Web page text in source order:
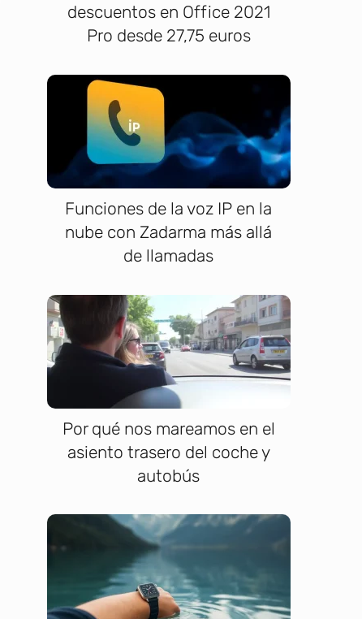
descuentos en Office 2021
Pro desde 27,75 euros
Funciones de la voz IP en la
nube con Zadarma más allá
de llamadas
Por qué nos mareamos en el
asiento trasero del coche y
autobús